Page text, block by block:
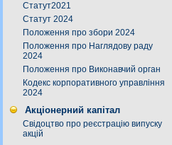
Статут2021
Статут 2024
Положення про збори 2024
Положення про Наглядову раду
2024
Положення про Виконавчий орган
Кодекс корпоративного управління
2024
Акціонерний капітал
Свідоцтво про реєстрацію випуску
акцій